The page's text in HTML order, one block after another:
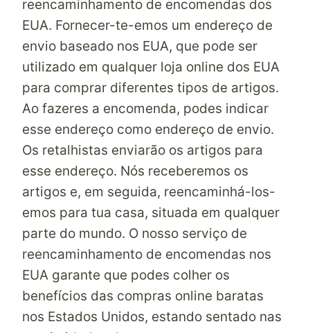
reencaminhamento de encomendas dos
EUA. Fornecer-te-emos um endereço de
envio baseado nos EUA, que pode ser
utilizado em qualquer loja online dos EUA
para comprar diferentes tipos de artigos.
Ao fazeres a encomenda, podes indicar
esse endereço como endereço de envio.
Os retalhistas enviarão os artigos para
esse endereço. Nós receberemos os
artigos e, em seguida, reencaminhá-los-
emos para tua casa, situada em qualquer
parte do mundo. O nosso serviço de
reencaminhamento de encomendas nos
EUA garante que podes colher os
benefícios das compras online baratas
nos Estados Unidos, estando sentado nas